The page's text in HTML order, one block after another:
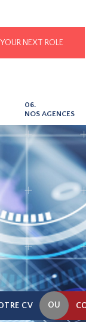
YOUR NEXT ROLE
06.
NOS AGENCES
CV OU